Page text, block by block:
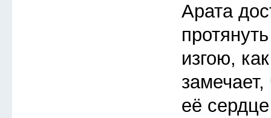
Арата
изгою,
замечает,
её